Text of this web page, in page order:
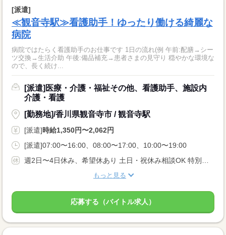
[派遣]
≪観音寺駅≫看護助手！ゆったり働ける綺麗な
病院
病院ではたらく看護助手のお仕事です 1日の流れ(例 午前:配膳→シー
ツ交換→生活介助 午後:備品補充→患者さまの見守り 穏やかな環境な
ので、長く続け...
[派遣]医療・介護・福祉その他、看護助手、施設内
介護・看護
[勤務地]/香川県観音寺市 / 観音寺駅
[派遣]時給1,350円〜2,062円
[派遣]07:00〜16:00、08:00〜17:00、10:00〜19:00
もっと見る
応募する（バイトル求人）